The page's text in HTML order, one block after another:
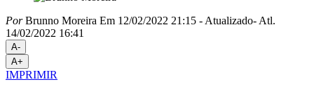
PorBrunno Moreira Em 12/02/2022 21:15 - Atualizado- Atl.
14/02/2022 16:41
A-
A+
IMPRIMIR